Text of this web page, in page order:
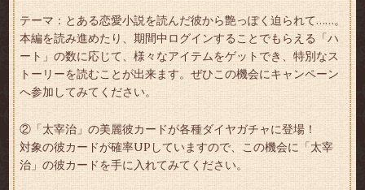
テーマ：とある恋愛小説を読んだ彼から艶っぽく迫られて……。
本編を読み進めたり、期間中ログインすることでもらえる「ハ
ート」の数に応じて、様々なアイテムをゲットでき、特別なス
トーリーを読むことが出来ます。ぜひこの機会にキャンペーン
へ参加してみてください。
②「太宰治」の美麗彼カードが各種ダイヤガチャに登場！
対象の彼カードが確率UPしていますので、この機会に「太宰
治」の彼カードを手に入れてみてください。